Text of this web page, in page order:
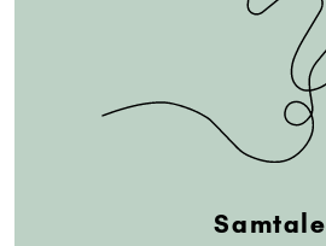
Samtale